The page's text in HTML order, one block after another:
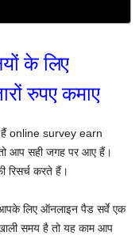
के लिए
रुपए कमाए
online survey earn
आप सही जगह पर आए हैं।
करते हैं।
लिए ऑनलाइन पैड सर्वे एक
समय है तो यह काम आप